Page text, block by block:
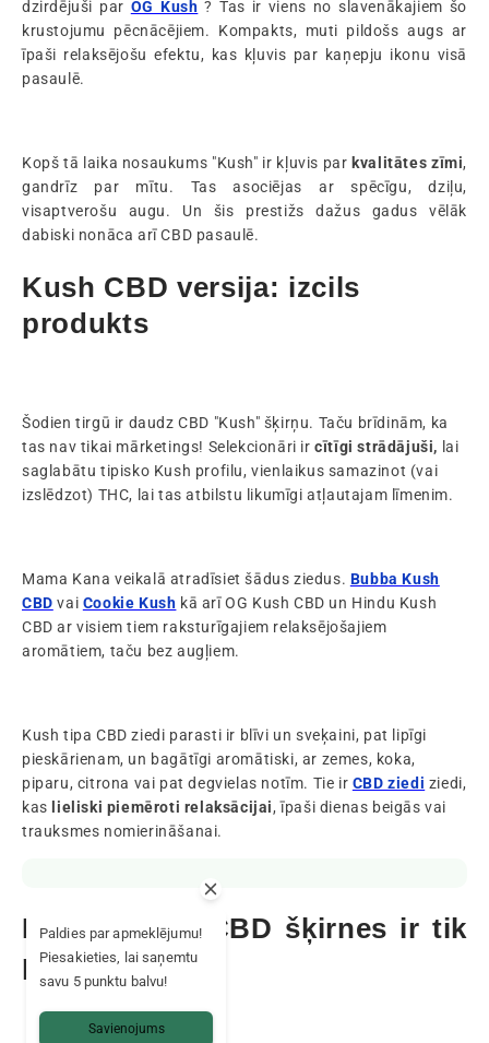
dzirdējuši par OG Kush ? Tas ir viens no slavenākajiem šo
krustojumu pēcnācējiem. Kompakts, muti pildošs augs ar
īpaši relaksējošu efektu, kas kļuvis par kaņepju ikonu visā
pasaulē.
Kopš tā laika nosaukums "Kush" ir kļuvis par kvalitātes zīmi,
gandrīz par mītu. Tas asociējas ar spēcīgu, dziļu,
visaptverošu augu. Un šis prestižs dažus gadus vēlāk
dabiski nonāca arī CBD pasaulē.
Kush CBD versija: izcils
produkts
Šodien tirgū ir daudz CBD "Kush" šķirņu. Taču brīdinām, ka
tas nav tikai mārketings! Selekcionāri ircītīgi strādājuši, lai
saglabātu tipisko Kush profilu, vienlaikus samazinot (vai
izslēdzot) THC, lai tas atbilstu likumīgi atļautajam līmenim.
Mama Kana veikalā atradīsiet šādus ziedus. Bubba Kush
CBD vai Cookie Kush kā arī OG Kush CBD un Hindu Kush
CBD ar visiem tiem raksturīgajiem relaksējošajiem
aromātiem, taču bez augļiem.
Kush tipa CBD ziedi parasti ir blīvi un sveķaini, pat lipīgi
pieskārienam, un bagātīgi aromātiski, ar zemes, koka,
piparu, citrona vai pat degvielas notīm. Tie ir CBD ziedi ziedi,
kas lieliski piemēroti relaksācijai, īpaši dienas beigās vai
trauksmes nomierināšanai.
Kāpēc Kush CBD šķirnes ir tik
populāras?
Paldies par apmeklējumu!
Piesakieties, lai saņemtu
savu 5 punktu balvu!
Savienojums